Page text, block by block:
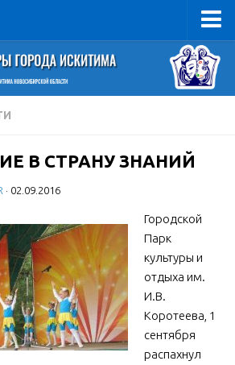
коррупции
В СТРАНУ ЗНАНИЙ
· 02.09.2016
Городской
Парк
культуры и
отдыха им.
И.В.
Коротеева, 1
сентября
распахнул